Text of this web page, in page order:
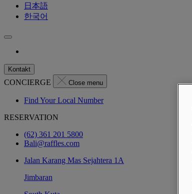
日本語
한국어
Kontakt
CONCIERGE Close menu
Find Your Local Number
RESERVATION
(62) 361 201 5800
Bali@raffles.com
Jalan Karang Mas Sejahtera 1A
Jimbaran